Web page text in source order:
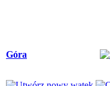
Góra